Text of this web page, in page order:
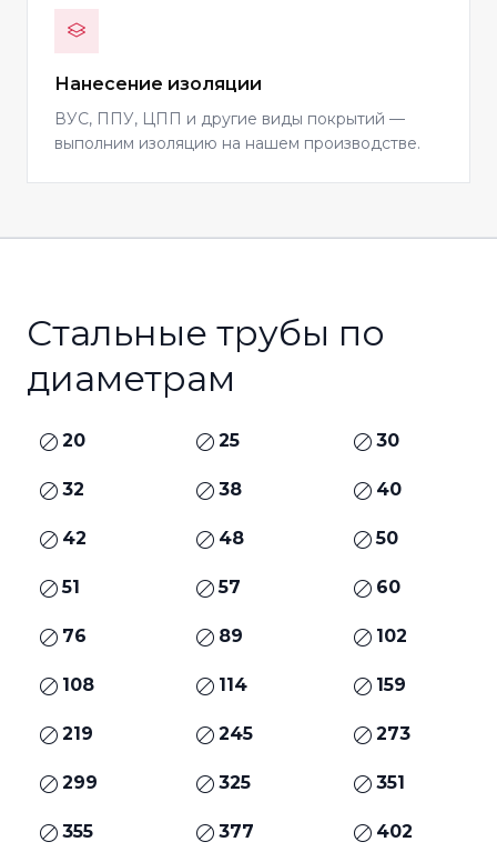
Нанесение изоляции
ВУС, ППУ, ЦПП и другие виды покрытий —
выполним изоляцию на нашем производстве.
Стальные трубы по
диаметрам
20 25 30
32 38 40
42 48 50
51 57 60
76 89 102
108 114 159
219 245 273
299 325 351
355 377 402